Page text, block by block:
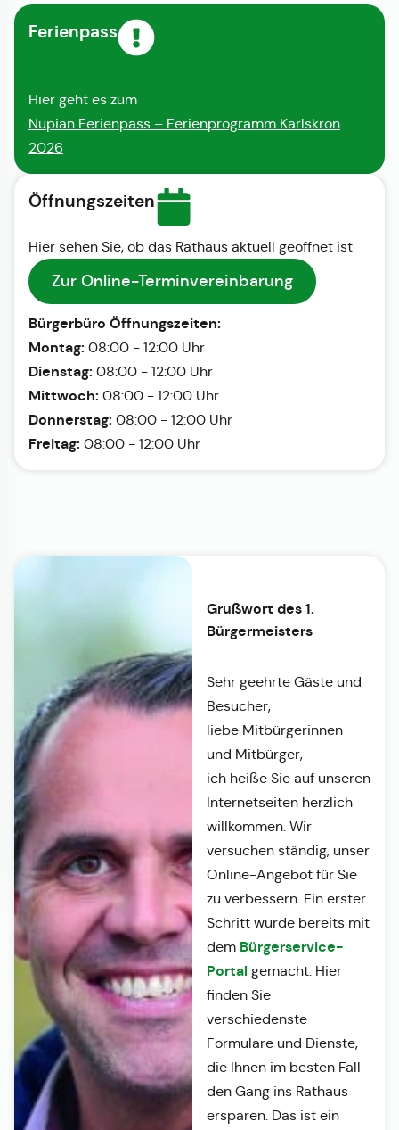
Ferienpass
Hier geht es zum
Nupian Ferienpass – Ferienprogramm Karlskron
2026
Öffnungszeiten
Hier sehen Sie, ob das Rathaus aktuell geöffnet ist
Zur Online-Terminvereinbarung
Bürgerbüro Öffnungszeiten:
Montag: 08:00 - 12:00 Uhr
Dienstag: 08:00 - 12:00 Uhr
Mittwoch: 08:00 - 12:00 Uhr
Donnerstag: 08:00 - 12:00 Uhr
Freitag: 08:00 - 12:00 Uhr
Grußwort des 1.
Bürgermeisters
Sehr geehrte Gäste und
Besucher,
liebe Mitbürgerinnen
und Mitbürger,
ich heiße Sie auf unseren
Internetseiten herzlich
willkommen. Wir
versuchen ständig, unser
Online-Angebot für Sie
zu verbessern. Ein erster
Schritt wurde bereits mit
dem Bürgerservice-
Portalgemacht. Hier
finden Sie
verschiedenste
Formulare und Dienste,
die Ihnen im besten Fall
den Gang ins Rathaus
ersparen. Das ist ein